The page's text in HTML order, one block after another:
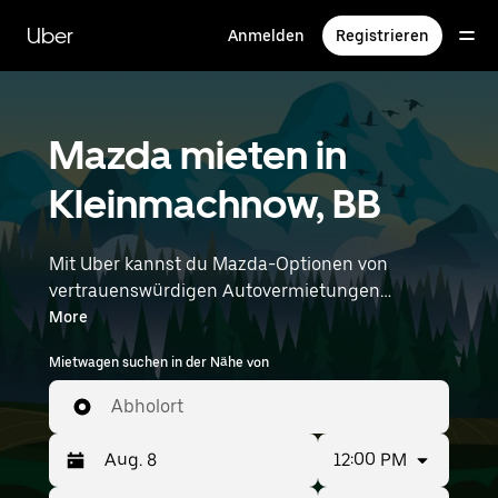
zum
Hauptinhalt
Uber Anmelden Registrieren
Mazda mieten in
Kleinmachnow, BB
Mit Uber kannst du Mazda-Optionen von
vertrauenswürdigen Autovermietungen
durchstöbern. Finde den richtigen Leihwagen
von Mazda für Besorgungen, Roadtrips oder
tägliche Fahrten. Egal, ob du Preis, Größe oder
Stil priorisierst: Hier findest du Optionen, die
deinen Wünschen entsprechen. Gib deine Zeit-
und Standortangaben (z. B. Berlin Brandenburg
Airport) ein, um Mazda-Vermietungen in deiner
More
Mietwagen suchen in der Nähe von
Abholort
12:00 PM